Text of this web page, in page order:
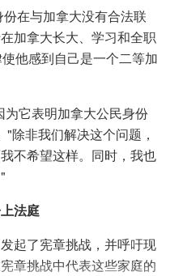
在与加拿大没有合法联
加拿大长大、学习和全职
他感到自己是一个二等加
它表明加拿大公民身份
除非我们解决这个问题，
不希望这样。同时，我也
法庭
起了宪章挑战，并呼吁现
章挑战中代表这些家庭的